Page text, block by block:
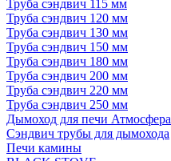
Труба сэндвич 115 мм
Труба сэндвич 120 мм
Труба сэндвич 130 мм
Труба сэндвич 150 мм
Труба сэндвич 180 мм
Труба сэндвич 200 мм
Труба сэндвич 220 мм
Труба сэндвич 250 мм
Дымоход для печи Атмосфера
Сэндвич трубы для дымохода
Печи камины